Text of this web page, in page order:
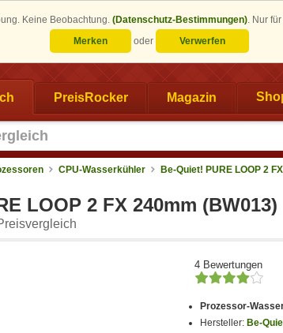
Keine Beobachtung. (Datenschutz-Bestimmungen). Nur
Merken
oder Verwerfen
PreisRocker Magazin
CPU-Wasserkühler
Be-Quiet! PURE LOOP 2
LOOP 2 FX 240mm (BW013)
4 Bewertungen
Prozessor-
Hersteller: Be-